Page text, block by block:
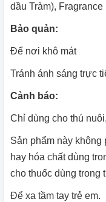
dầu Tràm),
Bảo quản:
Để nơi khô mát
Tránh ánh sáng trực
Cảnh báo:
Chỉ dùng cho thú
Sản phẩm này không
hay hóa chất dùng
cho thuốc dùng trong
Để xa tầm tay trẻ em.